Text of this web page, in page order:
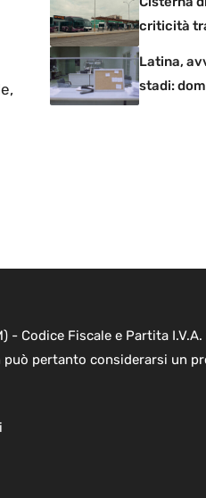
criticità
Latina,
stadi:
- Codice Fiscale e Partita
pertanto considerarsi un